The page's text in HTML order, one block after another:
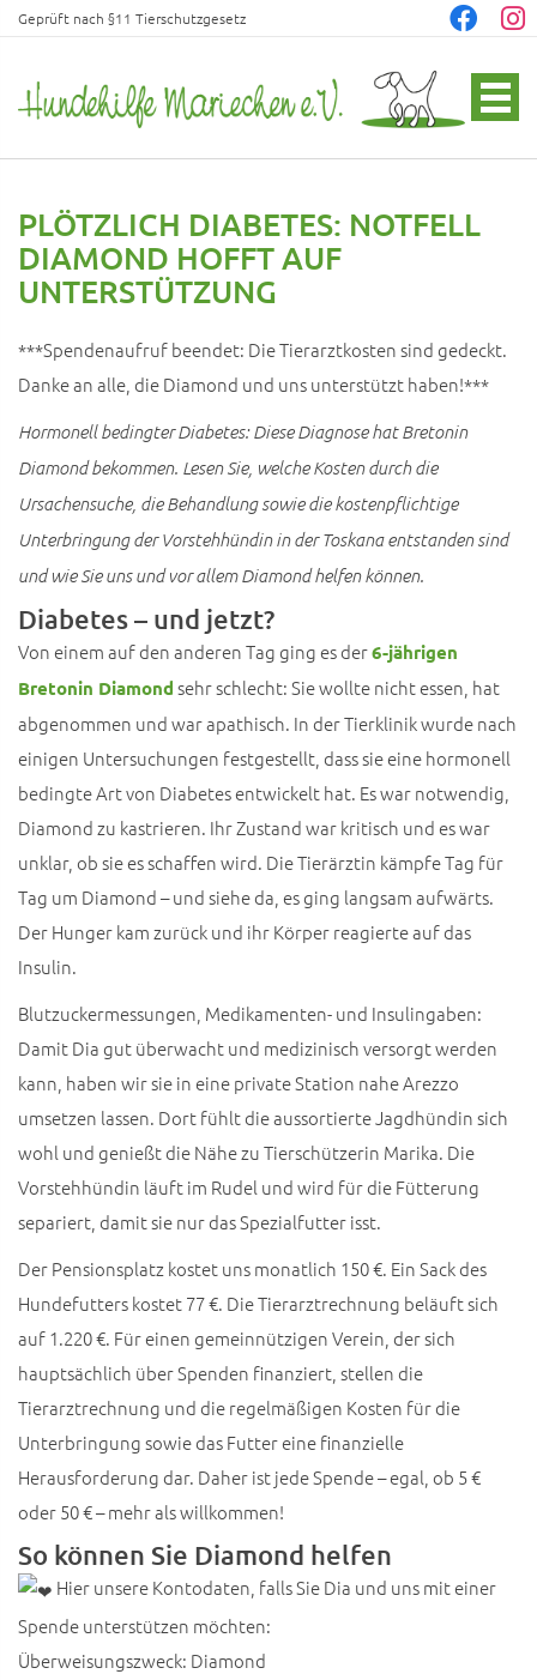
Geprüft nach §11 Tierschutzgesetz
PLÖTZLICH DIABETES: NOTFELL
DIAMOND HOFFT AUF
UNTERSTÜTZUNG
***Spendenaufruf beendet: Die Tierarztkosten sind gedeckt.
Danke an alle, die Diamond und uns unterstützt haben!***
Hormonell bedingter Diabetes: Diese Diagnose hat Bretonin
Diamond bekommen. Lesen Sie, welche Kosten durch die
Ursachensuche, die Behandlung sowie die kostenpflichtige
Unterbringung der Vorstehhündin in der Toskana entstanden sind
und wie Sie uns und vor allem Diamond helfen können.
Diabetes – und jetzt?
Von einem auf den anderen Tag ging es der6-jährigen
Bretonin Diamond sehr schlecht: Sie wollte nicht essen, hat
abgenommen und war apathisch. In der Tierklinik wurde nach
einigen Untersuchungen festgestellt, dass sie eine hormonell
bedingte Art von Diabetes entwickelt hat. Es war notwendig,
Diamond zu kastrieren. Ihr Zustand war kritisch und es war
unklar, ob sie es schaffen wird. Die Tierärztin kämpfe Tag für
Tag um Diamond – und siehe da, es ging langsam aufwärts.
Der Hunger kam zurück und ihr Körper reagierte auf das
Insulin.
Blutzuckermessungen, Medikamenten- und Insulingaben:
Damit Dia gut überwacht und medizinisch versorgt werden
kann, haben wir sie in eine private Station nahe Arezzo
umsetzen lassen. Dort fühlt die aussortierte Jagdhündin sich
wohl und genießt die Nähe zu Tierschützerin Marika. Die
Vorstehhündin läuft im Rudel und wird für die Fütterung
separiert, damit sie nur das Spezialfutter isst.
Der Pensionsplatz kostet uns monatlich 150 €. Ein Sack des
Hundefutters kostet 77 €. Die Tierarztrechnung beläuft sich
auf 1.220 €. Für einen gemeinnützigen Verein, der sich
hauptsächlich über Spenden finanziert, stellen die
Tierarztrechnung und die regelmäßigen Kosten für die
Unterbringung sowie das Futter eine finanzielle
Herausforderung dar. Daher ist jede Spende – egal, ob 5 €
oder 50 € – mehr als willkommen!
So können Sie Diamond helfen
Hier unsere Kontodaten, falls Sie Dia und uns mit einer
Spende unterstützen möchten:
Überweisungszweck: Diamond